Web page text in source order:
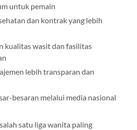
untuk pemain
dan kontrak yang lebih
kualitas wasit dan fasilitas
lebih transparan dan
besaran melalui media nasional
satu liga wanita paling